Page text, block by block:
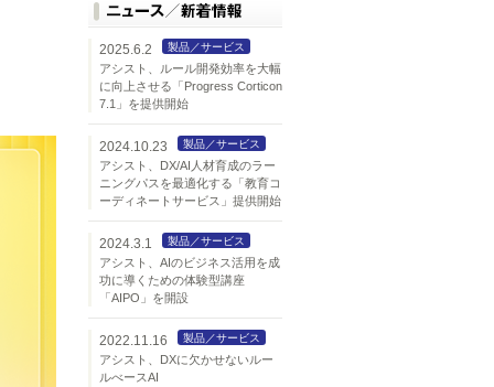
2025.6.2 製品／サービス
アシスト、ルール開発効率を大幅
に向上させる「Progress Corticon
7.1」を提供開始
2024.10.23 製品／サービス
アシスト、DX/AI人材育成のラー
ニングパスを最適化する「教育コ
ーディネートサービス」提供開始
2024.3.1 製品／サービス
アシスト、AIのビジネス活用を成
功に導くための体験型講座
「AIPO」を開設
2022.11.16 製品／サービス
アシスト、DXに欠かせないルー
ルべースAI